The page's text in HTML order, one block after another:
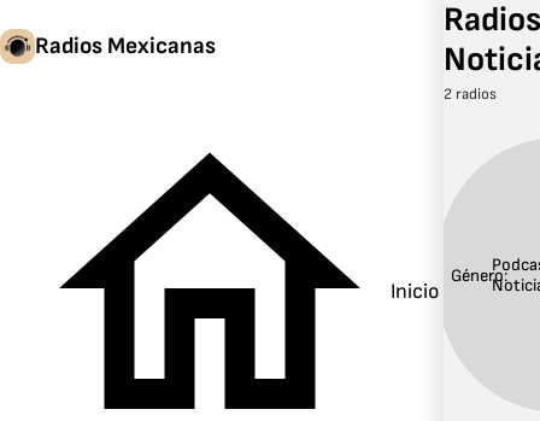
Radios Mexicanas
Inicio
2 radios
Género: